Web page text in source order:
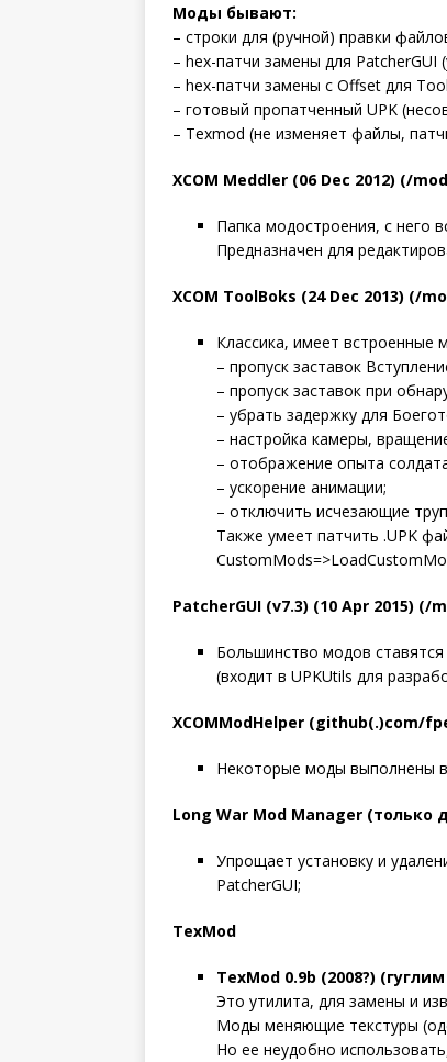
Моды бывают:
– строки для (ручной) правки
– hex-патчи замены для PatcherGUI
– hex-патчи замены с Offset для
– готовый пропатченный UPK
– Texmod (не изменяет файлы,
XCOM Meddler (06 Dec 2012) (/
Папка модостроения, с него
Предназначен для
XCOM ToolBoks (24 Dec 2013) (/
Классика, имеет встроенные
– пропуск заставок
– пропуск заставок при
– убрать задержку для
– настройка камеры,
– отображение опыта
– ускорение анимации;
– отключить исчезающие
Также умеет патчить .UPK
PatcherGUI (v7.3) (10 Apr 2015) (/
Большинство модов ставятся
(входит в UPKUtils для
XCOMModHelper (github(.)com/
Некоторые моды выполнены в
Long War Mod Manager (только
Упрощает установку и
PatcherGUI;
TexMod
TexMod 0.9b (2008?)
Это утилита, для замены и
Моды меняющие текстуры
Но ее неудобно